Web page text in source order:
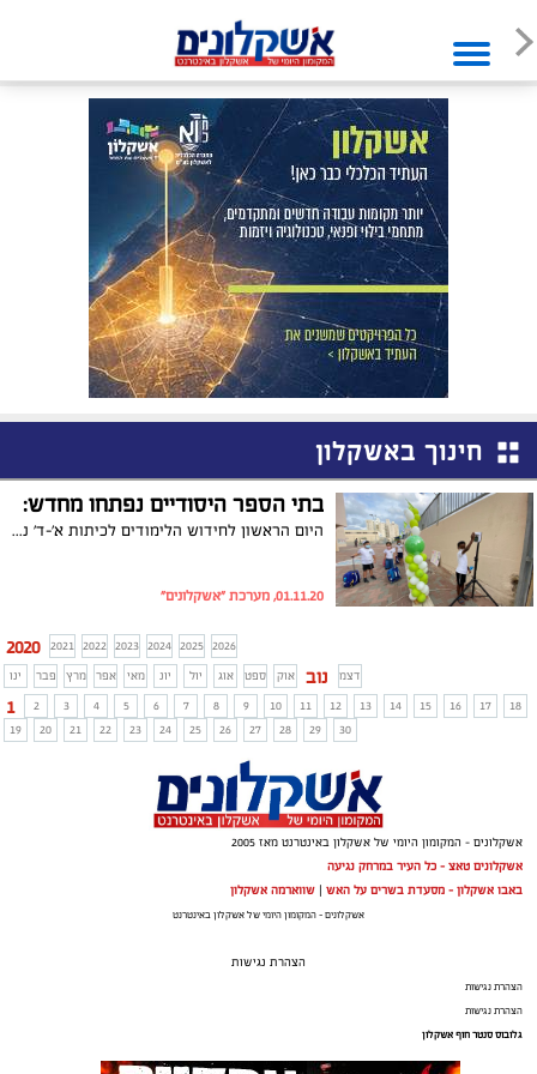
חינוך באשקלון
בתי הספר היסודיים נפתחו מחדש:
היום הראשון לחידוש הלימודים לכיתות א'-ד' נפתח ללא תקלות; בהמשך השבוע: מתחם בדיקות הקורונה לקהל הרחב ייפתח מחדש
01.11.20, מערכת "אשקלונים"
2020 2021 2022 2023 2024 2025 2026
ינו
פבר מרץ אפר מאי יונ יול אוג ספט אוק נוב דצמ
1 2 3 4 5 6 7 8 9 10 11 12 13 14 15 16 17
18
19
20 21 22 23 24 25 26 27 28 29 30
אשקלונים - המקומון היומי של אשקלון באינטרנט מאז 2005
אשקלונים טאצ - כל העיר במרחק נגיעה
באבו אשקלון - מסעדת בשרים על האש | שווארמה אשקלון
אשקלונים - המקומון היומי של אשקלון באינטרנט
הצהרת נגישות
הצהרת נגישות
הצהרת נגישות
גלובוס סנטר חוף אשקלון